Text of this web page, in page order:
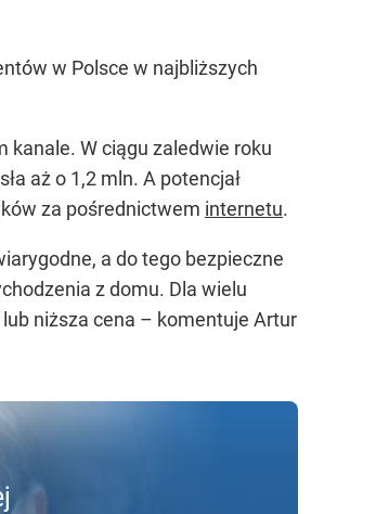
w Polsce w najbliższych
kanale. W ciągu zaledwie roku
aż o 1,2 mln. A potencjał
za pośrednictwem internetu.
a do tego bezpieczne
z domu. Dla wielu
niższa cena – komentuje Artur